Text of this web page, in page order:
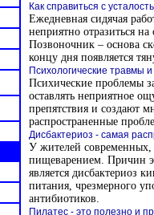
Как справиться с
Ежедневная сидячая
неприятно отразиться
Позвоночник – основа
концу дня появляется
Психологические травмы
Психические проблемы
оставлять неприятное
препятствия и создают
распространенные
Дисбактериоз - самая
У жителей современных,
пищеварением. Причин
является дисбактериоз
питания, чрезмерного
антибиотиков.
Пилатес - это полезно и